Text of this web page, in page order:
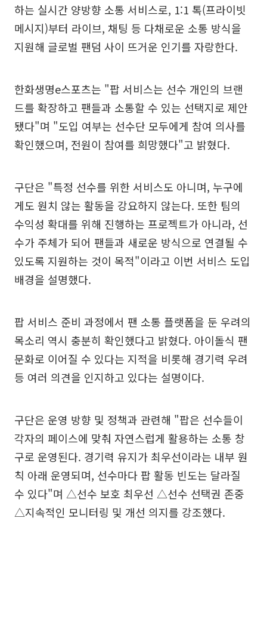
하는 실시간 양방향 소통 서비스로, 1:1 톡(프라이빗
메시지)부터 라이브, 채팅 등 다채로운 소통 방식을
지원해 글로벌 팬덤 사이 뜨거운 인기를 자랑한다.
한화생명e스포츠는 "팝 서비스는 선수 개인의 브랜
드를 확장하고 팬들과 소통할 수 있는 선택지로 제안
됐다"며 "도입 여부는 선수단 모두에게 참여 의사를
확인했으며, 전원이 참여를 희망했다"고 밝혔다.
구단은 "특정 선수를 위한 서비스도 아니며, 누구에
게도 원치 않는 활동을 강요하지 않는다. 또한 팀의
수익성 확대를 위해 진행하는 프로젝트가 아니라, 선
수가 주체가 되어 팬들과 새로운 방식으로 연결될 수
있도록 지원하는 것이 목적"이라고 이번 서비스 도입
배경을 설명했다.
팝 서비스 준비 과정에서 팬 소통 플랫폼을 둔 우려의
목소리 역시 충분히 확인했다고 밝혔다. 아이돌식 팬
문화로 이어질 수 있다는 지적을 비롯해 경기력 우려
등 여러 의견을 인지하고 있다는 설명이다.
구단은 운영 방향 및 정책과 관련해 "팝은 선수들이
각자의 페이스에 맞춰 자연스럽게 활용하는 소통 창
구로 운영된다. 경기력 유지가 최우선이라는 내부 원
칙 아래 운영되며, 선수마다 팝 활동 빈도는 달라질
수 있다"며 △선수 보호 최우선 △선수 선택권 존중
△지속적인 모니터링 및 개선 의지를 강조했다.